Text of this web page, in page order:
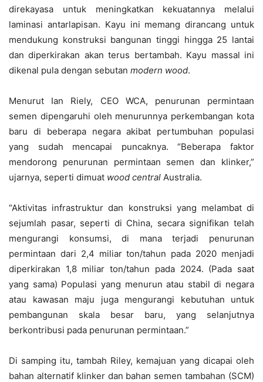
direkayasa untuk meningkatkan kekuatannya melalui
laminasi antarlapisan. Kayu ini memang dirancang untuk
mendukung konstruksi bangunan tinggi hingga 25 lantai
dan diperkirakan akan terus bertambah. Kayu massal ini
dikenal pula dengan sebutan modern wood.
Menurut Ian Riely, CEO WCA, penurunan permintaan
semen dipengaruhi oleh menurunnya perkembangan kota
baru di beberapa negara akibat pertumbuhan populasi
yang sudah mencapai puncaknya. “Beberapa faktor
mendorong penurunan permintaan semen dan klinker,”
ujarnya, seperti dimuat wood central Australia.
“Aktivitas infrastruktur dan konstruksi yang melambat di
sejumlah pasar, seperti di China, secara signifikan telah
mengurangi konsumsi, di mana terjadi penurunan
permintaan dari 2,4 miliar ton/tahun pada 2020 menjadi
diperkirakan 1,8 miliar ton/tahun pada 2024. (Pada saat
yang sama) Populasi yang menurun atau stabil di negara
atau kawasan maju juga mengurangi kebutuhan untuk
pembangunan skala besar baru, yang selanjutnya
berkontribusi pada penurunan permintaan.”
Di samping itu, tambah Riley, kemajuan yang dicapai oleh
bahan alternatif klinker dan bahan semen tambahan (SCM)